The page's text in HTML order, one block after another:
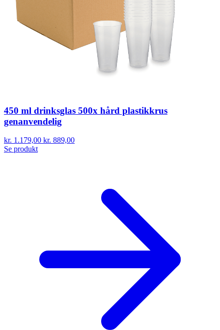
450 ml drinksglas 500x hård plastikkrus
genanvendelig
kr. 1.179,00 kr. 889,00
Se produkt